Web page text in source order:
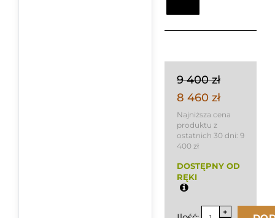
9 400 zł
8 460 zł
Najniższa cena
produktu z
ostatnich 30 dni: 9
400 zł
DOSTĘPNY OD
RĘKI